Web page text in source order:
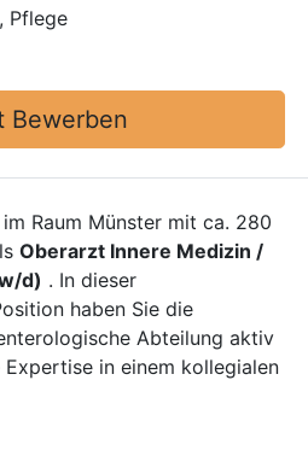
Pflege
Bewerben
Raum Münster mit ca. 280
Oberarzt Innere Medizin /
d) . In dieser
haben Sie die
Abteilung aktiv
in einem kollegialen